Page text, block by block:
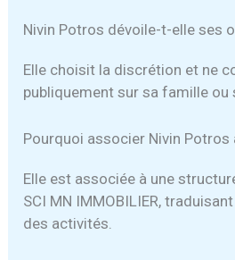
Nivin Potros dévoile-t-elle ses
Elle choisit la discrétion et ne
publiquement sur sa famille ou
Pourquoi associer Nivin Potros
Elle est associée à une
SCI MN IMMOBILIER,
des activités.